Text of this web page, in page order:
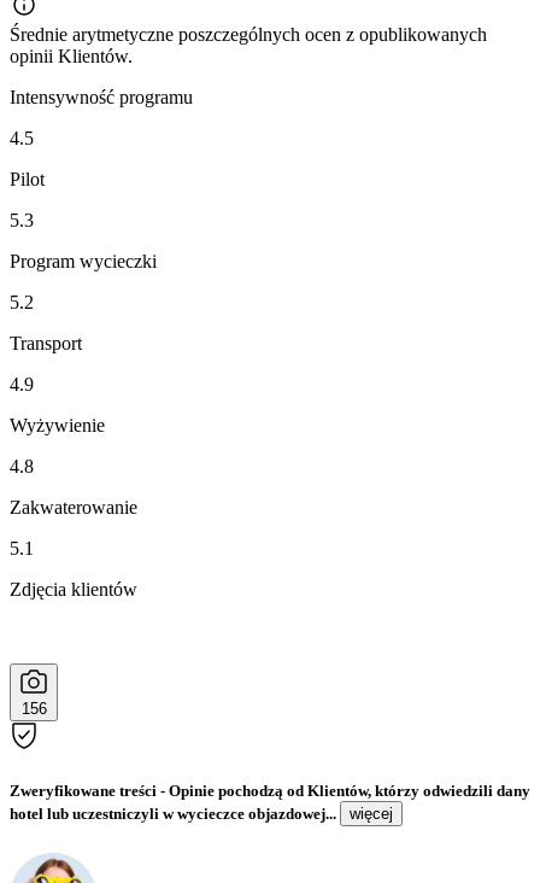
Średnie arytmetyczne poszczególnych ocen z opublikowanych
opinii Klientów.
Intensywność programu
4.5
Pilot
5.3
Program wycieczki
5.2
Transport
4.9
Wyżywienie
4.8
Zakwaterowanie
5.1
Zdjęcia klientów
156
Zweryfikowane treści - Opinie pochodzą od Klientów, którzy odwiedzili dany
hotel lub uczestniczyli w wycieczce objazdowej...
więcej